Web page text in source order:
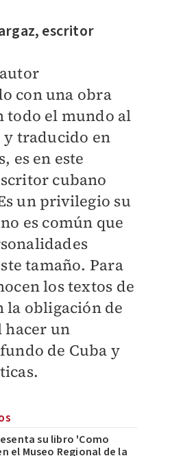
escritor
con una obra
todo el mundo al
traducido en
es en este
cubano
un privilegio su
es común que
tamaño. Para
los textos de
la obligación de
hacer un
de Cuba y
su libro 'Como
el Museo Regional de la